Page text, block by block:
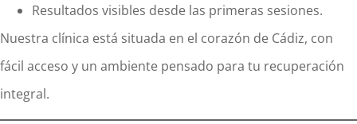
Resultados visibles desde las primeras sesiones.
Nuestra clínica está situada en el corazón de Cádiz, con
fácil acceso y un ambiente pensado para tu recuperación
integral.